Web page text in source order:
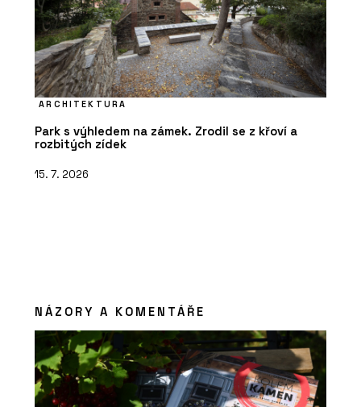
ARCHITEKTURA
Park s výhledem na zámek. Zrodil se z křoví a
rozbitých zídek
15. 7. 2026
NÁZORY A KOMENTÁŘE